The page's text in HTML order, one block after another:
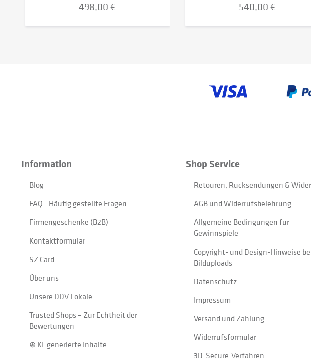
498,00 €
540,00 €
Information
Blog
FAQ - Häufig gestellte Fragen
Firmengeschenke (B2B)
Kontaktformular
SZ Card
Über uns
Unsere DDV Lokale
Trusted Shops – Zur Echtheit der
Bewertungen
⊛ KI-generierte Inhalte
Shop Service
Retouren, Rücksendungen &
AGB und Widerrufsbelehrung
Allgemeine Bedingungen für
Gewinnspiele
Copyright- und Design-Hinweise
Bilduploads
Datenschutz
Impressum
Versand und Zahlung
Widerrufsformular
3D-Secure-Verfahren